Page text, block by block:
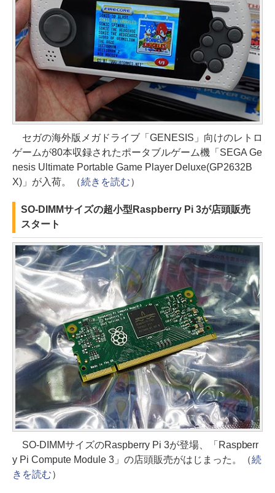
セガの海外版メガドライブ「GENESIS」向けのレトロ
ゲームが80本収録されたポータブルゲーム機「SEGA Ge
nesis Ultimate Portable Game Player Deluxe(GP2632B
X)」が入荷。（続きを読む）
SO-DIMMサイズの超小型Raspberry Pi 3が店頭販売
スタート
SO-DIMMサイズのRaspberry Pi 3が登場、「Raspberr
y Pi Compute Module 3」の店頭販売がはじまった。（続
きを読む）